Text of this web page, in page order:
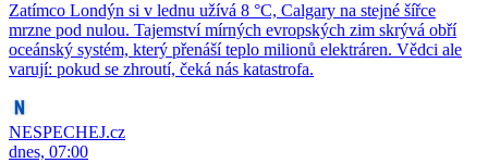
Zatímco Londýn si v lednu užívá 8 °C, Calgary na stejné šířce
mrzne pod nulou. Tajemství mírných evropských zim skrývá obří
oceánský systém, který přenáší teplo milionů elektráren. Vědci ale
varují: pokud se zhroutí, čeká nás katastrofa.
NESPECHEJ.cz
dnes, 07:00